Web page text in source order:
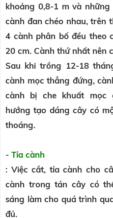
khoảng 0,8-1 m và
cành đan chéo nhau, trên
4 cành phân bố đều theo
20 cm. Cành thứ nhất nên
Sau khi trồng 12-18
cành mọc thẳng đứng,
cành bị che khuất mọc
hướng tạo dáng cây có
thoáng.
- Tỉa cành
: Việc cắt, tỉa cành cho
cành trong tán cây có
sáng làm cho quá trình
đủ.